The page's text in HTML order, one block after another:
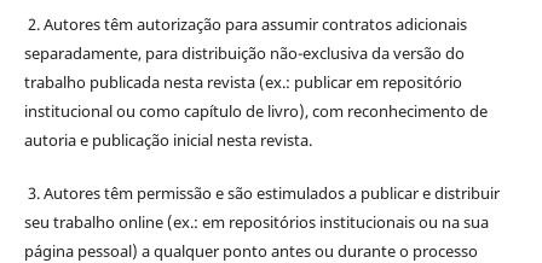
2. Autores têm autorização para assumir contratos adicionais
separadamente, para distribuição não-exclusiva da versão do
trabalho publicada nesta revista (ex.: publicar em repositório
institucional ou como capítulo de livro), com reconhecimento de
autoria e publicação inicial nesta revista.
3. Autores têm permissão e são estimulados a publicar e distribuir
seu trabalho online (ex.: em repositórios institucionais ou na sua
página pessoal) a qualquer ponto antes ou durante o processo